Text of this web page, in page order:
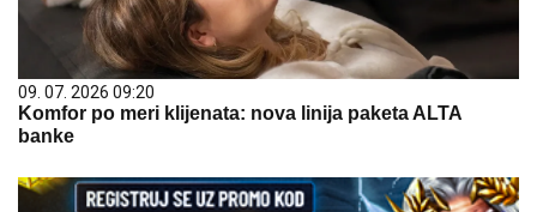
09. 07. 2026 09:20
Komfor po meri klijenata: nova linija paketa ALTA
banke